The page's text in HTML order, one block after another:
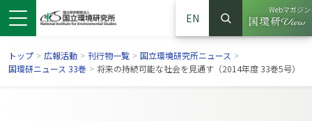
EN
サイト内検索
検索
Webマガジン
（別ウイ
トップ > 広報活動 > 刊行物一覧 > 国立環境研究所ニュース >
国環研ニュース 33巻 > 将来の持続可能な社会を見通す（2014年度 33巻5号）